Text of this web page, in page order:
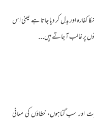
کفارہ اور بدل کر دیا جاتا ہے یعنی اس
پر غالب آ جاتے ہیں...
اور سب گناہوں، خطاؤں کی معافی